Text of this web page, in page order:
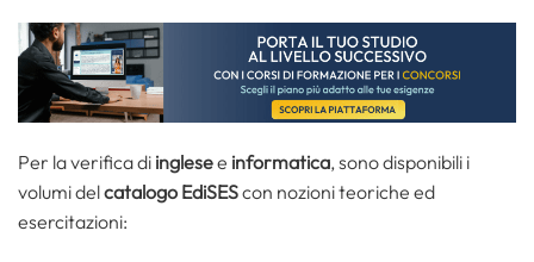
Per la verifica di inglesee informatica, sono disponibili i
volumi delcatalogo EdiSEScon nozioni teoriche ed
esercitazioni: